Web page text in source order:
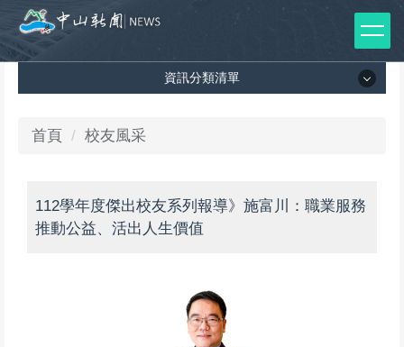
到
主
資訊分類清單
資訊分類清單
媒體報導
首頁 校友風采
112學年度傑出校友系列報導》施富川：職業服務
推動公益、活出人生價值